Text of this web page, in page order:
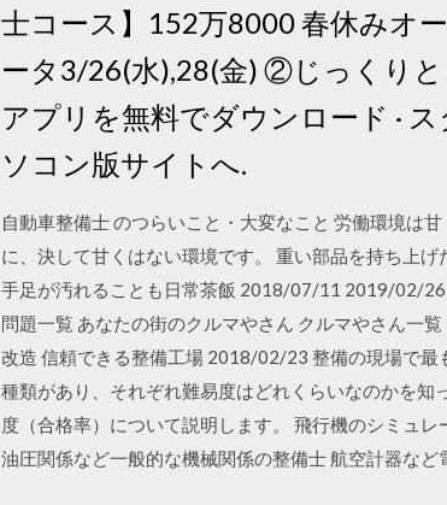
士コース】152万8000 春休みオ
ータ3/26(水),28(金) ②じっくり
アプリを無料でダウンロード ·
ソコン版サイトへ.
自動車整備士 のつらいこと・大変なこと 労働環境は
に、決して甘くはない環境です。 重い部品を持ち上
手足が汚れることも日常茶飯 2018/07/11 2019/02/
問題一覧 あなたの街のクルマやさん クルマやさん一
改造 信頼できる整備工場 2018/02/23 整備の現場で
種類があり、それぞれ難易度はどれくらいなのかを
度（合格率）について説明します。 飛行機のシミュ
油圧関係など一般的な機械関係の整備士 航空計器など